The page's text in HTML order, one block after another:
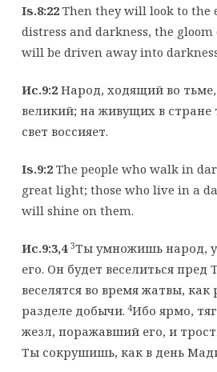
Is.8:22Then they will look to the
distress and darkness, the
will be driven away into
Ис.9:2Народ, ходящий во тьме,
великий; на живущих в стране
свет воссияет.
Is.9:2The people who walk in
great light; those who live in a
will shine on them.
Ис.9:3,4 3Ты умножишь народ,
его. Он будет веселиться пред
веселятся во время жатвы,
разделе добычи. 4Ибо ярмо,
жезл, поражавший его, и
Ты сокрушишь, как в день